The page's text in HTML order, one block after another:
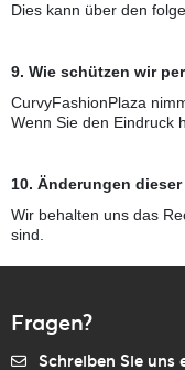
Dies kann über den
9. Wie schützen wir
CurvyFashionPlaza
Wenn Sie den Eindruck
10. Änderungen
Wir behalten uns das
sind.
Fragen?
Schreiben Sie uns